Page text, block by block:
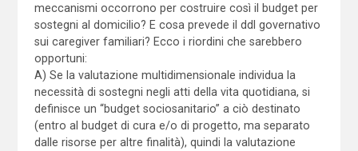
meccanismi occorrono per costruire così il budget per
sostegni al domicilio? E cosa prevede il ddl governativo
sui caregiver familiari? Ecco i riordini che sarebbero
opportuni:
A) Se la valutazione multidimensionale individua la
necessità di sostegni negli atti della vita quotidiana, si
definisce un “budget sociosanitario” a ciò destinato
(entro al budget di cura e/o di progetto, ma separato
dalle risorse per altre finalità), quindi la valutazione